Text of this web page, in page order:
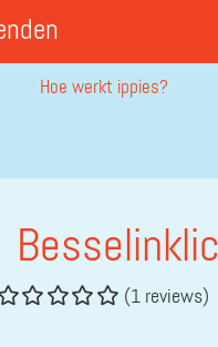
Hoe werkt ippies?
(1 reviews)